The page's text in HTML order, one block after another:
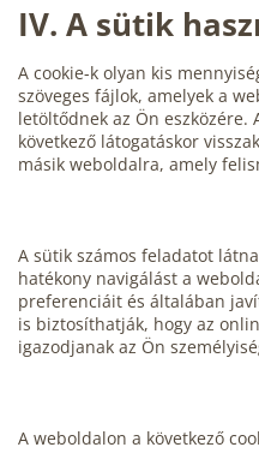
IV. A sütik
A cookie-k olyan kis
szöveges fájlok, amelyek a
letöltődnek az Ön eszközére.
következő látogatáskor
másik weboldalra, amely
A sütik számos feladatot
hatékony navigálást a
preferenciáit és általában
is biztosíthatják, hogy az
igazodjanak az Ön
A weboldalon a következő